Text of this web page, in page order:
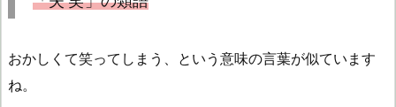
おかしくて笑ってしまう、という意味の言葉が似ています
ね。